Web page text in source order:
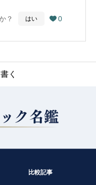
？ はい  0
く
ません。
比較記事